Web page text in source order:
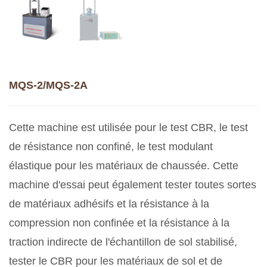
MQS-2/MQS-2A
Cette machine est utilisée pour le test CBR, le test
de résistance non confiné, le test modulant
élastique pour les matériaux de chaussée. Cette
machine d'essai peut également tester toutes sortes
de matériaux adhésifs et la résistance à la
compression non confinée et la résistance à la
traction indirecte de l'échantillon de sol stabilisé,
tester le CBR pour les matériaux de sol et de